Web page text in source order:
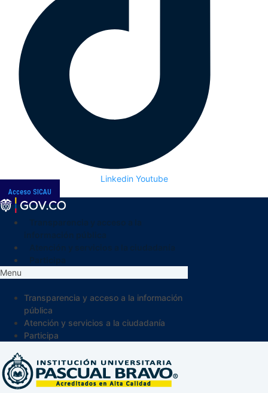
Linkedin Youtube
Acceso SICAU
Menu
Transparencia y acceso a la información
pública
Atención y servicios a la ciudadanía
Participa